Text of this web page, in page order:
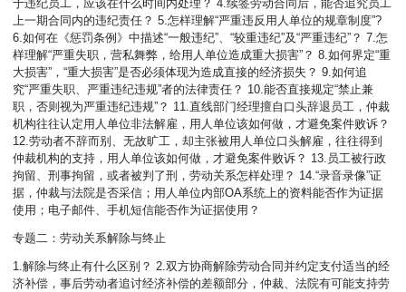
于违纪员工，应该在什么时间内处理？ 4.续签劳动合同后，能否追究员工
上一期合同内的违纪责任？ 5.怎样理解“严重违反用人单位的规章制度”?
6.如何在《惩罚条例》中描述“一般违纪”、“较重违纪”及“严重违纪”？ 7.怎
样理解“严重失职，营私舞弊，给用人单位造成重大损害”？ 8.如何界定“重
大损害”，“重大损害”是否必须体现为造成直接的经济损失？ 9.如何追
究“严重失职、严重违纪违规”者的法律责任？ 10.能否直接规定“禁止兼
职，否则视为严重违纪违规”？ 11.直线部门经理擅自口头辞退员工，仲裁
机构往往认定用人单位非法解雇，用人单位该如何做，才避免案件败诉？
12.劳动者不辞而别、无故旷工，却主张被用人单位口头解雇，往往得到
仲裁机构的支持，用人单位该如何做，才避免案件败诉？ 13.员工被行政
拘留、刑事拘留，或者被判了刑，劳动关系怎样处理？ 14.“录音录像”证
据，仲裁与法院是否采信；用人单位内部OA系统上的资料能否作为证据
使用；电子邮件、手机短信能否作为证据使用？
专题二：劳动关系解除与终止
1.解除与终止有什么区别？ 2.双方协商解除劳动合同并约定支付适当的经
济补偿，事后劳动者追讨经济补偿的差额部分，仲裁、法院有可能支持劳